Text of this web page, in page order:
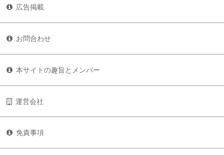
広告掲載
お問合わせ
本サイトの趣旨とメンバー
運営会社
免責事項